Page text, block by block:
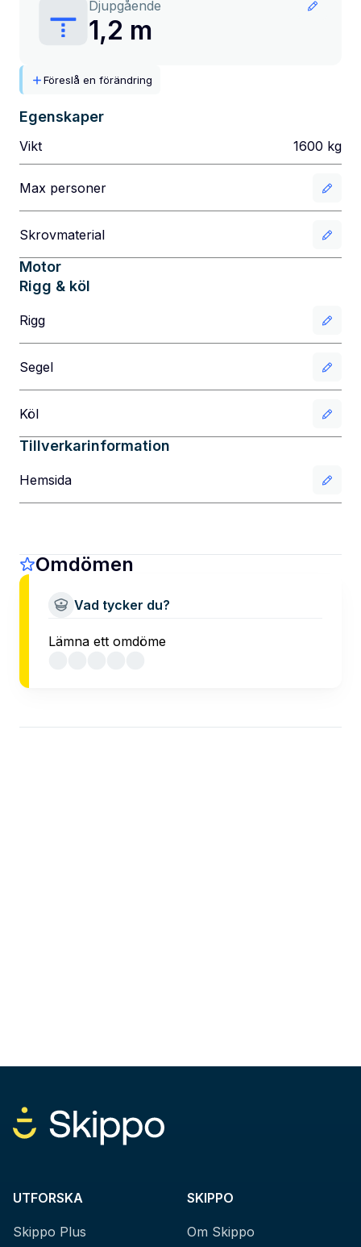
Djupgående
1,2 m
Föreslå en förändring
Egenskaper
Vikt 1600 kg
Max personer
Skrovmaterial
Motor
Rigg & köl
Rigg
Segel
Köl
Tillverkarinformation
Hemsida
Omdömen
Vad tycker du?
Lämna ett omdöme
UTFORSKA
Skippo Plus
SKIPPO
Om Skippo